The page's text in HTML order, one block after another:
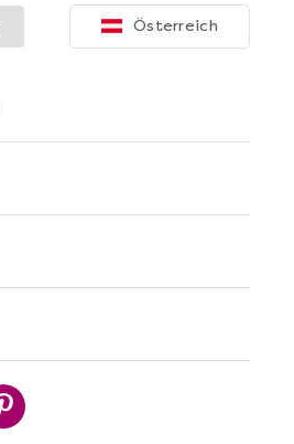
Österreich